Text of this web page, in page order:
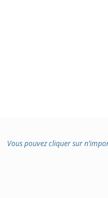
Vous pouvez cliquer sur